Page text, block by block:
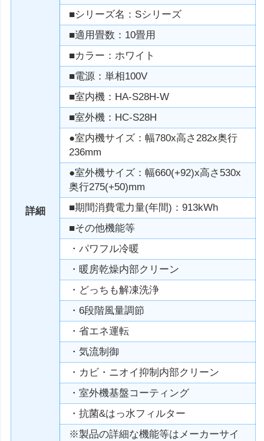
詳細
■シリーズ名：Sシリーズ
■適用畳数：10畳用
■カラー：ホワイト
■電源：単相100V
■室内機：HA-S28H-W
■室外機：HC-S28H
●室内機サイズ：幅780x高さ282x奥行
236mm
●室外機サイズ：幅660(+92)x高さ530x
奥行275(+50)mm
■期間消費電力量(年間)：913kWh
■その他機能等
・パワフル冷暖
・暖房乾燥内部クリーン
・どっちも解凍洗浄
・6段階風量調節
・省エネ運転
・気流制御
・カビ・ニオイ抑制内部クリーン
・室外機基盤コーティング
・抗菌&はっ水フィルター
※製品の詳細な機能等はメーカーサイ